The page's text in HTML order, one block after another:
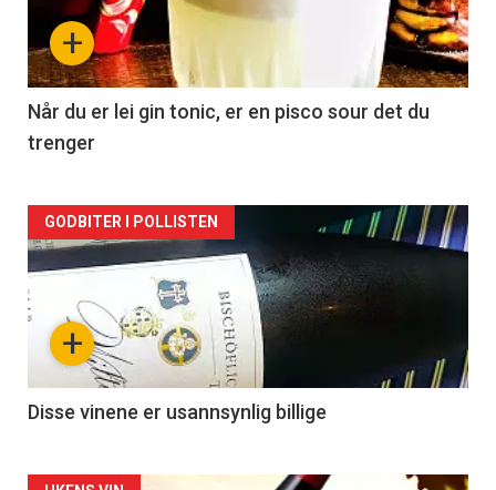
nå
-
2
+
Når du er lei gin tonic, er en pisco sour det du
trenger
Forsiden
akkurat
nå
3
+
GODBITER I POLLISTEN
Disse vinene er usannsynlig billige